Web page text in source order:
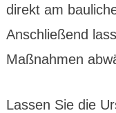
direkt am
Anschließend
Maß­nahmen
Lassen Sie die